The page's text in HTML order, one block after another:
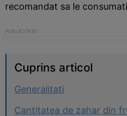
recomandat sa le
Cuprins articol
Generalitati
Cantitatea de zahar din